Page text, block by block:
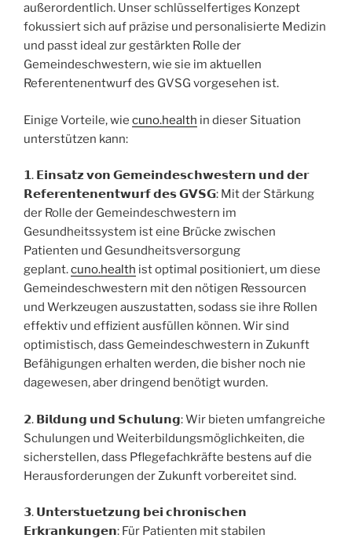
außerordentlich. Unser schlüsselfertiges Konzept
fokussiert sich auf präzise und personalisierte Medizin
und passt ideal zur gestärkten Rolle der
Gemeindeschwestern, wie sie im aktuellen
Referentenentwurf des GVSG vorgesehen ist.
Einige Vorteile, wie cuno.health in dieser Situation
unterstützen kann:
𝟭. 𝗘𝗶𝗻𝘀𝗮𝘁𝘇 𝘃𝗼𝗻 𝗚𝗲𝗺𝗲𝗶𝗻𝗱𝗲𝘀𝗰𝗵𝘄𝗲𝘀𝘁𝗲𝗿𝗻 𝘂𝗻𝗱 𝗱𝗲𝗿
𝗥𝗲𝗳𝗲𝗿𝗲𝗻𝘁𝗲𝗻𝗲𝗻𝘁𝘄𝘂𝗿𝗳 𝗱𝗲𝘀 𝗚𝗩𝗦𝗚: Mit der Stärkung
der Rolle der Gemeindeschwestern im
Gesundheitssystem ist eine Brücke zwischen
Patienten und Gesundheitsversorgung
geplant.cuno.health ist optimal positioniert, um diese
Gemeindeschwestern mit den nötigen Ressourcen
und Werkzeugen auszustatten, sodass sie ihre Rollen
effektiv und effizient ausfüllen können. Wir sind
optimistisch, dass Gemeindeschwestern in Zukunft
Befähigungen erhalten werden, die bisher noch nie
dagewesen, aber dringend benötigt wurden.
𝟮. 𝗕𝗶𝗹𝗱𝘂𝗻𝗴 𝘂𝗻𝗱 𝗦𝗰𝗵𝘂𝗹𝘂𝗻𝗴: Wir bieten umfangreiche
Schulungen und Weiterbildungsmöglichkeiten, die
sicherstellen, dass Pflegefachkräfte bestens auf die
Herausforderungen der Zukunft vorbereitet sind.
𝟯. 𝗨𝗻𝘁𝗲𝗿𝘀𝘁𝘂𝗲𝘁𝘇𝘂𝗻𝗴 𝗯𝗲𝗶 𝗰𝗵𝗿𝗼𝗻𝗶𝘀𝗰𝗵𝗲𝗻
𝗘𝗿𝗸𝗿𝗮𝗻𝗸𝘂𝗻𝗴𝗲𝗻: Für Patienten mit stabilen